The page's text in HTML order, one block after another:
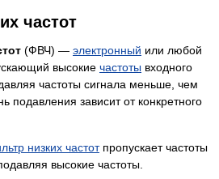
частот
(ФВЧ) — электронный или любой
высокие частоты входного
частоты сигнала меньше, чем
подавления зависит от конкретного
низких частотпропускает частоты
высокие частоты.